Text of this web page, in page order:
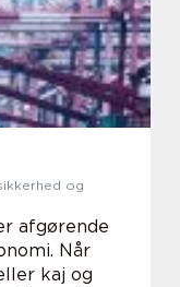
og
afgørende
Når
kaj og